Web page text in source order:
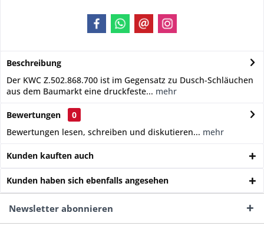
Beschreibung
Der KWC Z.502.868.700 ist im Gegensatz zu Dusch-Schläuchen
aus dem Baumarkt eine druckfeste... mehr
Bewertungen
0
Bewertungen lesen, schreiben und diskutieren... mehr
Kunden kauften auch
Kunden haben sich ebenfalls angesehen
Newsletter abonnieren